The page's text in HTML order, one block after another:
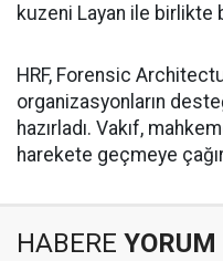
kuzeni Layan ile birlikte
HRF, Forensic
organizasyonların
hazırladı. Vakıf,
harekete geçmeye
HABERE